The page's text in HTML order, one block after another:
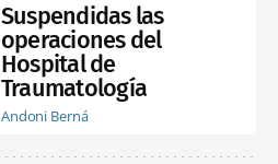
Suspendidas las
operaciones del
Hospital de
Traumatología
Andoni Berná